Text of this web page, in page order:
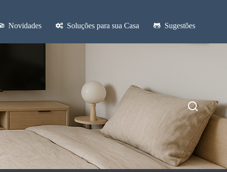
Novidades Soluções para sua Casa Sugestões